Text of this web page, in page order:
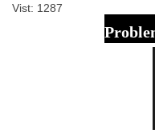
Vist: 1287